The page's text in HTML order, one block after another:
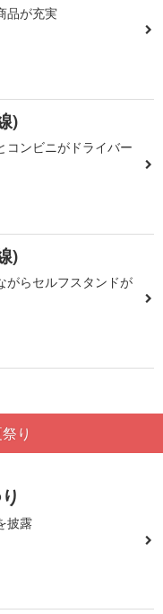
品が充実
)
コンビニがドライバー
)
がらセルフスタンドが
り
披露